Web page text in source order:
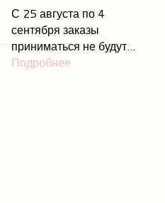
С 25 августа по 4
сентября заказы
приниматься не будут...
Подробнее